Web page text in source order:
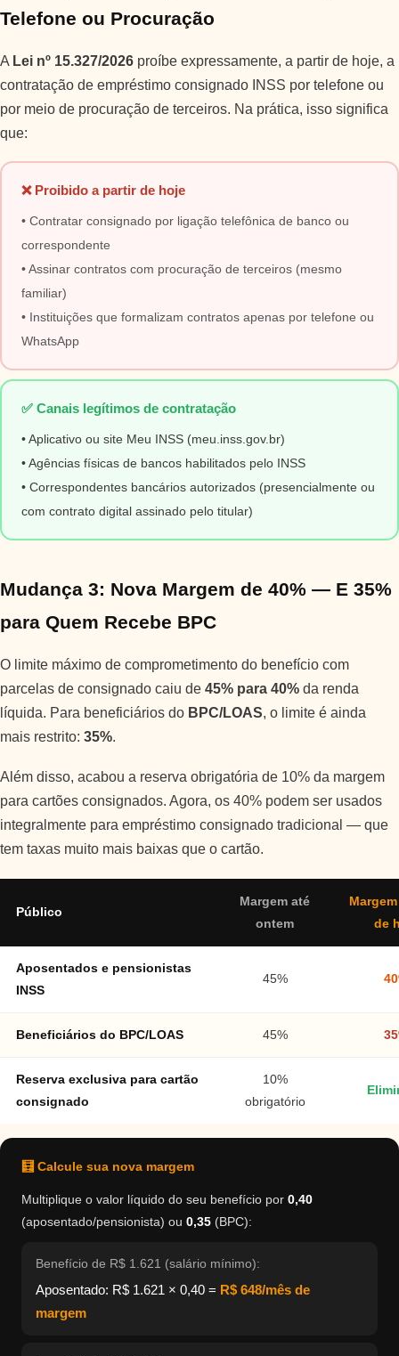
Telefone ou Procuração
A Lei nº 15.327/2026 proíbe expressamente, a partir de hoje, a
contratação de empréstimo consignado INSS por telefone ou
por meio de procuração de terceiros. Na prática, isso significa
que:
❌ Proibido a partir de hoje
• Contratar consignado por ligação telefônica de banco ou
correspondente
• Assinar contratos com procuração de terceiros (mesmo
familiar)
• Instituições que formalizam contratos apenas por telefone ou
WhatsApp
✅ Canais legítimos de contratação
• Aplicativo ou site Meu INSS (meu.inss.gov.br)
• Agências físicas de bancos habilitados pelo INSS
• Correspondentes bancários autorizados (presencialmente ou
com contrato digital assinado pelo titular)
Mudança 3: Nova Margem de 40% — E 35%
para Quem Recebe BPC
O limite máximo de comprometimento do benefício com
parcelas de consignado caiu de 45% para 40% da renda
líquida. Para beneficiários do BPC/LOAS, o limite é ainda
mais restrito: 35%.
Além disso, acabou a reserva obrigatória de 10% da margem
para cartões consignados. Agora, os 40% podem ser usados
integralmente para empréstimo consignado tradicional — que
tem taxas muito mais baixas que o cartão.
Público
Margem até
ontem
de
Aposentados e pensionistas
INSS
45%
Beneficiários do BPC/LOAS 45%
Reserva exclusiva para cartão
consignado
10%
obrigatório
🧮 Calcule sua nova margem
Multiplique o valor líquido do seu benefício por 0,40
(aposentado/pensionista) ou 0,35 (BPC):
Benefício de R$ 1.621 (salário mínimo):
Aposentado: R$ 1.621 × 0,40 = R$ 648/mês de
margem